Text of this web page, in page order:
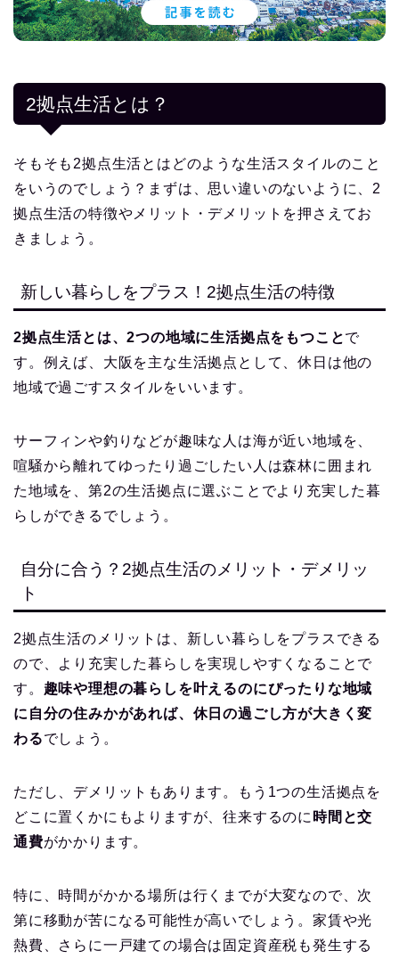
2拠点生活とは？
そもそも2拠点生活とはどのような生活スタイルのこと
をいうのでしょう？まずは、思い違いのないように、2
拠点生活の特徴やメリット・デメリットを押さえてお
きましょう。
新しい暮らしをプラス！2拠点生活の特徴
2拠点生活とは、2つの地域に生活拠点をもつことで
す。例えば、大阪を主な生活拠点として、休日は他の
地域で過ごすスタイルをいいます。
サーフィンや釣りなどが趣味な人は海が近い地域を、
喧騒から離れてゆったり過ごしたい人は森林に囲まれ
た地域を、第2の生活拠点に選ぶことでより充実した暮
らしができるでしょう。
自分に合う？2拠点生活のメリット・デメリッ
ト
2拠点生活のメリットは、新しい暮らしをプラスできる
ので、より充実した暮らしを実現しやすくなることで
す。 趣味や理想の暮らしを叶えるのにぴったりな地域
に自分の住みかがあれば、休日の過ごし方が大きく変
わるでしょう。
ただし、デメリットもあります。もう1つの生活拠点を
どこに置くかにもよりますが、往来するのに 時間と交
通費がかかります。
特に、時間がかかる場所は行くまでが大変なので、次
第に移動が苦になる可能性が高いでしょう。家賃や光
熱費、さらに一戸建ての場合は固定資産税も発生する